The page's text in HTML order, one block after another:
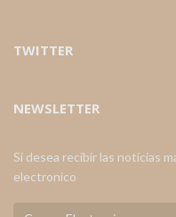
TWITTER
NEWSLETTER
Si desea recibir las noticias
electronico